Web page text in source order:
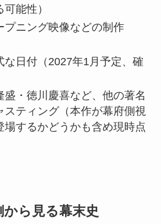
能性）
プニング映像などの制作
な日付（2027年1月予定、確
盛・徳川慶喜など、他の著名
スティング（本作が幕府側視
場するかどうかも含め現時点
ら見る幕末史